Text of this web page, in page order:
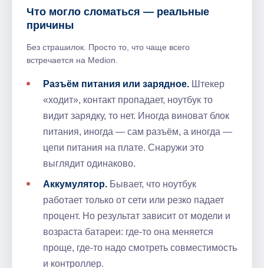
Что могло сломаться — реальные
причины
Без страшилок. Просто то, что чаще всего
встречается на Medion.
Разъём питания или зарядное. Штекер
«ходит», контакт пропадает, ноутбук то
видит зарядку, то нет. Иногда виноват блок
питания, иногда — сам разъём, а иногда —
цепи питания на плате. Снаружи это
выглядит одинаково.
Аккумулятор. Бывает, что ноутбук
работает только от сети или резко падает
процент. Но результат зависит от модели и
возраста батареи: где-то она меняется
проще, где-то надо смотреть совместимость
и контроллер.